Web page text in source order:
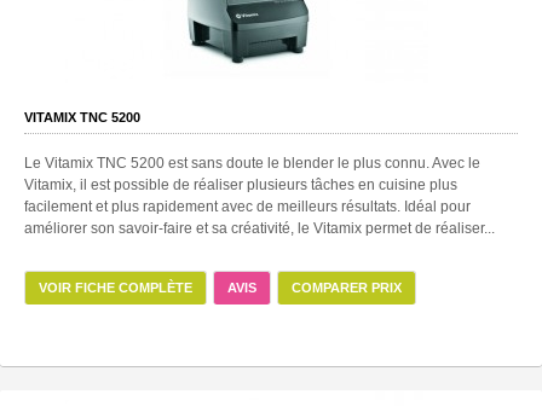
VITAMIX TNC 5200
Le Vitamix TNC 5200 est sans doute le blender le plus connu. Avec le
Vitamix, il est possible de réaliser plusieurs tâches en cuisine plus
facilement et plus rapidement avec de meilleurs résultats. Idéal pour
améliorer son savoir-faire et sa créativité, le Vitamix permet de réaliser...
VOIR FICHE COMPLÈTE AVIS COMPARER PRIX